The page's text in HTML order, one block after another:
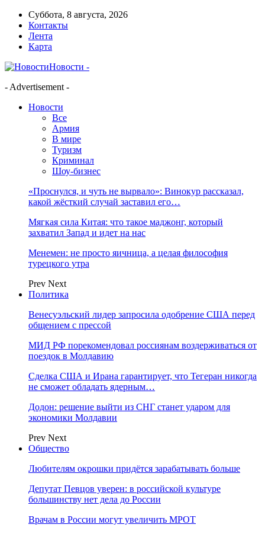
Суббота, 8 августа, 2026
Контакты
Лента
Карта
Новости -
- Advertisement -
Новости
Все
Армия
В мире
Туризм
Криминал
Шоу-бизнес
«Проснулся, и чуть не вырвало»: Винокур рассказал,
какой жёсткий случай заставил его…
Мягкая сила Китая: что такое маджонг, который
захватил Запад и идет на нас
Менемен: не просто яичница, а целая философия
турецкого утра
Prev Next
Политика
Венесуэльский лидер запросила одобрение США перед
общением с прессой
МИД РФ порекомендовал россиянам воздерживаться от
поездок в Молдавию
Сделка США и Ирана гарантирует, что Тегеран никогда
не сможет обладать ядерным…
Додон: решение выйти из СНГ станет ударом для
экономики Молдавии
Prev Next
Общество
Любителям окрошки придётся зарабатывать больше
Депутат Певцов уверен: в российской культуре
большинству нет дела до России
Врачам в России могут увеличить МРОТ